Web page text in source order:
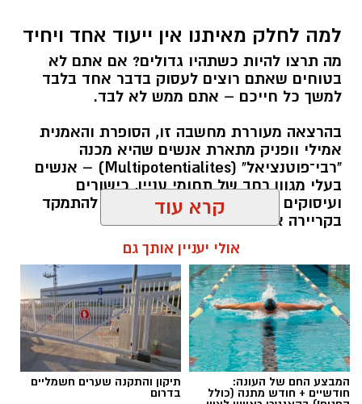
למה לחלק מאיתנו אין ייעוד אחד ויחיד
מה תרצו להיות כשתהיו גדולים? אם אתם לא
בטוחים שאתם רוצים לעסוק בדבר אחד בלבד
למשך כל חייכם – אתם ממש לא לבד.
בהרצאה מעוררת מחשבה זו, הסופרת והאמנית
אמילי וופניק מתארת אנשים שהיא מכנה
"רבי־פוטנציאל" (Multipotentialites) – אנשים
בעלי מגוון רחב של תחומי עניין, כישורים
ועיסוקים שונים לאורך חייהם, במקום להתמקד
בקריירה אחת בלבד.
האם גם אתם כאלה?
אלדה נתנאל / 09:20 07.08.26
קרא עוד
אולי יעניין אותך גם
המבצע החם של העונה:
חודשיים + חודש מתנה (כולל
תיקון והתקנה שערים חשמליים
בדרום